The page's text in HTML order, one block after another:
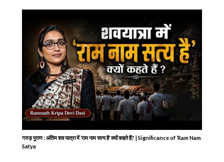
गरुड़ पुराण : अंतिम शव यात्रा में ‘राम नाम सत्य है’ क्यों कहते हैं? | Significance of ‘Ram Nam
Satya